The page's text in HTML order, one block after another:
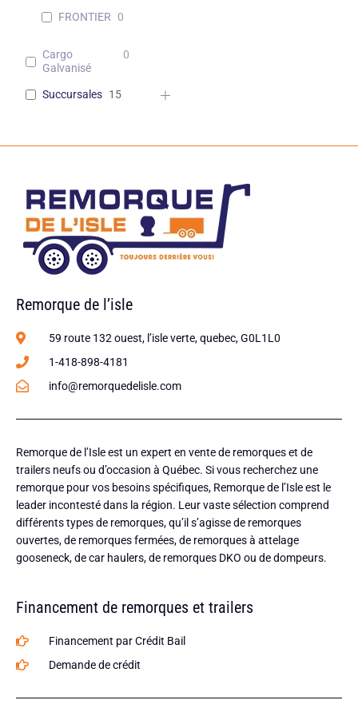
FRONTIER 0
Cargo
Galvanisé
0
Succursales 15
Remorque de l’isle
59 route 132 ouest, l’isle verte, quebec, G0L1L0
1-418-898-4181
info@remorquedelisle.com
Remorque de l’Isle est un expert en vente de remorques et de
trailers neufs ou d’occasion à Québec. Si vous recherchez une
remorque pour vos besoins spécifiques, Remorque de l’Isle est le
leader incontesté dans la région. Leur vaste sélection comprend
différents types de remorques, qu’il s’agisse de remorques
ouvertes, de remorques fermées, de remorques à attelage
gooseneck, de car haulers, de remorques DKO ou de dompeurs.
Financement de remorques et trailers
Financement par Crédit Bail
Demande de crédit